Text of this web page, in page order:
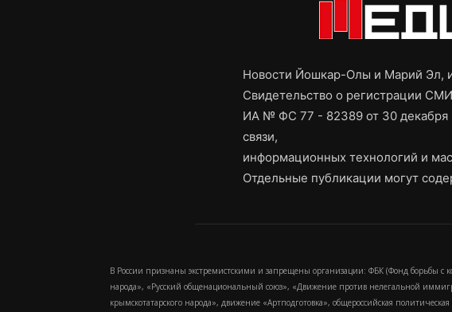
Новости Йошкар-Олы и Марий Эл,
Свидетельство о регистрации СМИ
ИА № ФС 77 - 82389 от 30 декабря
связи,
информационных технологий и
Отдельные публикации могут
В России признаны экстремистскими и запрещены организации: ФБК (Фонд борьбы
народа», «Русский общенациональный союз», «Движение против нелегальной
крымскотатарского народа», движение «Артподготовка», общероссийская